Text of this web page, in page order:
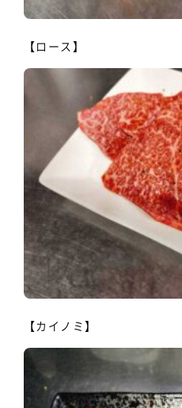
【ロース】
【カイノミ】